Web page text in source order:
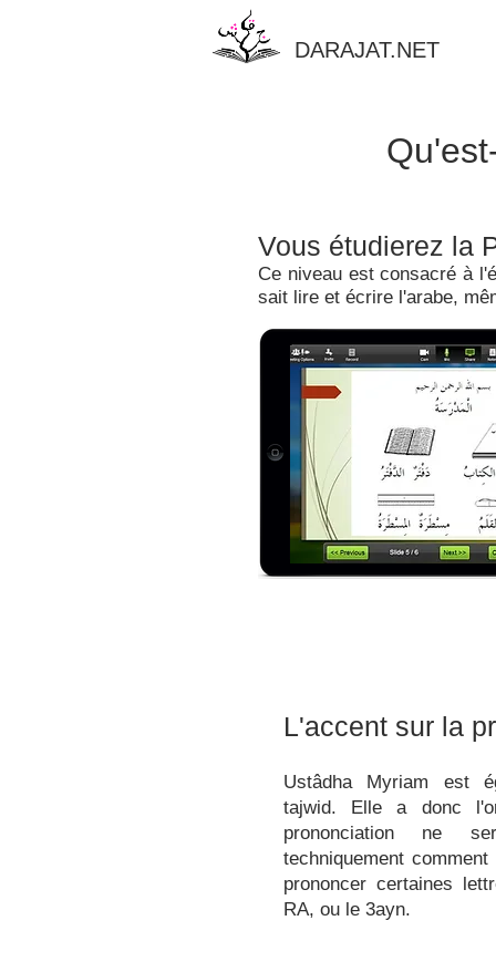
DARAJAT.NET
Vous étudierez la
Ce niveau est consacré à
sait lire et écrire l'arabe,
L'accent sur la
Ustâdha Myriam est
tajwid. Elle a donc
prononciation ne
techniquement
prononcer certaines
RA, ou le 3ayn.